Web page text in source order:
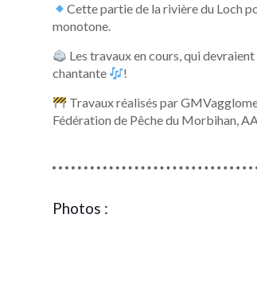
Cette partie de la rivière du Loch
monotone.
Les travaux en cours, qui
chantante
!
Travaux réalisés par
Fédération de Pêche du Morbihan,
Photos :